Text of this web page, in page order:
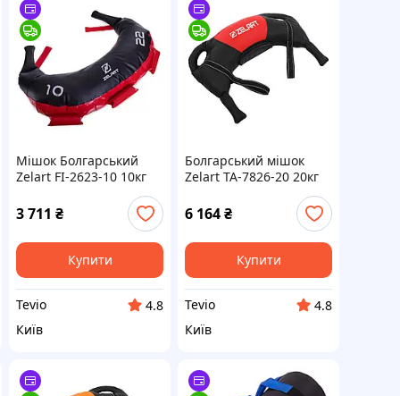
Мішок Болгарський
Zelart FI-2623-10 10кг
червоний для кросфіту
та силових тренувань
3 711 ₴
Купити
Tevio
4.8
Київ
Болгарський мішок
Zelart TA-7826-20 20кг
чорний для кросфіту та
силових тренувань
6 164₴
Купити
Tevio
4.8
Київ